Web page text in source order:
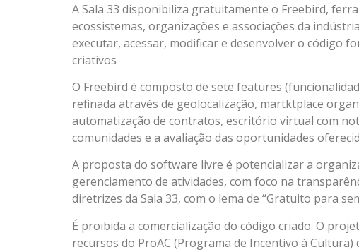
A Sala 33 disponibiliza gratuitamente o Freebird,
ecossistemas, organizações e associações da
executar, acessar, modificar e desenvolver o código
criativos
O Freebird é composto de sete features
refinada através de geolocalização, martktplace
automatização de contratos, escritório virtual com
comunidades e a avaliação das oportunidades
A proposta do software livre é potencializar a
gerenciamento de atividades, com foco na
diretrizes da Sala 33, com o lema de “Gratuito para
É proibida a comercialização do código criado. O
recursos do ProAC (Programa de Incentivo à